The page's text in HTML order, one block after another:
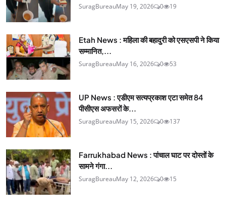
SuragBureauMay 19, 2026 0 19
Etah News : महिला की बहादुरी को एसएसपी ने किया
सम्मानित,...
SuragBureauMay 16, 2026 0 53
UP News : एडीएम सत्यप्रकाश एटा समेत 84
पीसीएस अफसरों के...
SuragBureauMay 15, 2026 0 137
Farrukhabad News : पांचाल घाट पर दोस्तों के
सामने गंगा...
SuragBureauMay 12, 2026 0 15